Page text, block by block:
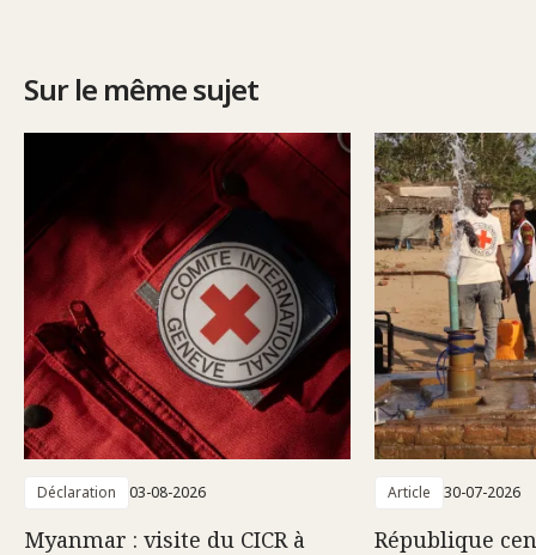
Sur le même sujet
Déclaration 03-08-2026
Myanmar : visite du CICR à
Article 30-07-2026
République